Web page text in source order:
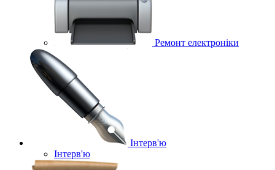
Ремонт електроніки
Інтерв'ю
Інтерв'ю